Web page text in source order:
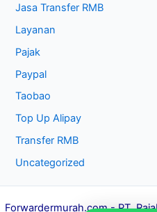
Jasa Transfer RMB
Layanan
Pajak
Paypal
Taobao
Top Up Alipay
Transfer RMB
Uncategorized
Forwardermurah.com- PT.